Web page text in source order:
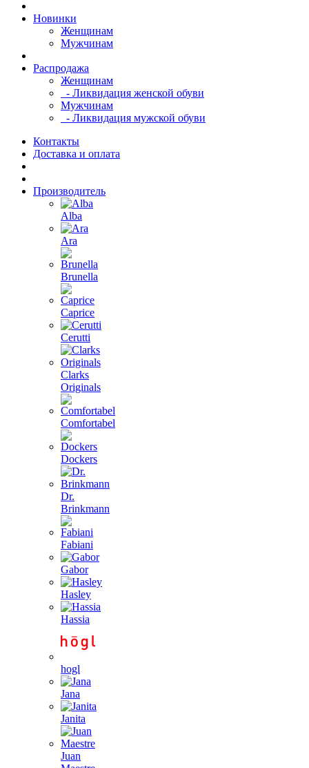
Новинки
Женщинам
Мужчинам
Распродажа
Женщинам
- Ликвидация женской обуви
Мужчинам
- Ликвидация мужской обуви
Контакты
Доставка и оплата
Производитель
Alba
Ara
Brunella
Caprice
Cerutti
Clarks
Originals
Comfortabel
Dockers
Dr.
Brinkmann
Fabiani
Gabor
Hasley
Hassia
hogl
Jana
Janita
Juan